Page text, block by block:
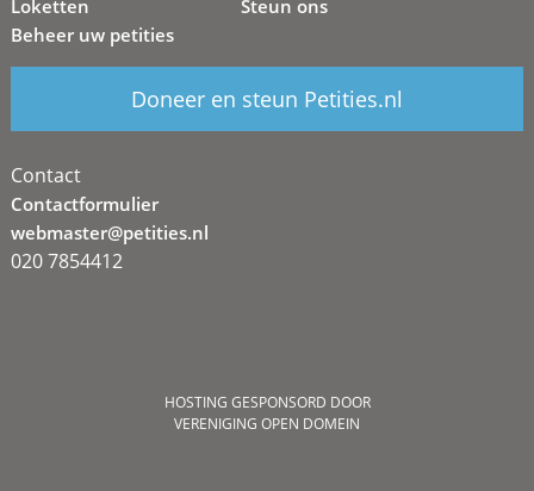
Loketten
Beheer uw petities
Steun ons
Doneer en steun Petities.nl
Contact
Contactformulier
webmaster@petities.nl
020 7854412
HOSTING GESPONSORD DOOR
VERENIGING OPEN DOMEIN